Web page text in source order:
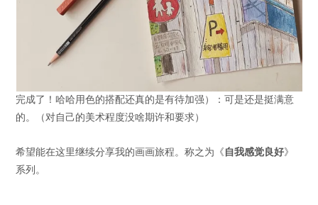
完成了！哈哈用色的搭配还真的是有待加强）：可是还是挺满意
的。（对自己的美术程度没啥期许和要求）
希望能在这里继续分享我的画画旅程。称之为《自我感觉良好》
系列。